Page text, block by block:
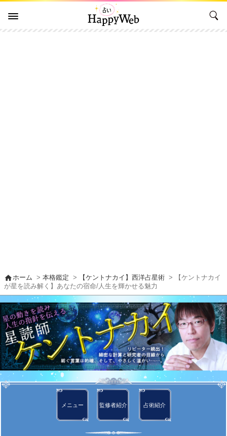
homeホーム >本格鑑定 > 【ケントナカイ】西洋占星術 > 【ケントナカイ
が星を読み解く】あなたの宿命/人生を輝かせる魅力
メニュー 監修者紹介 占術紹介